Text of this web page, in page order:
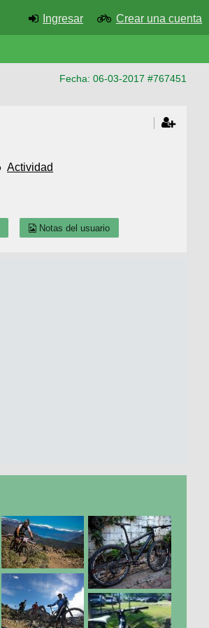
Ingresar Crear una cuenta
Fecha: 06-03-2017 #767451
Actividad
Notas del usuario